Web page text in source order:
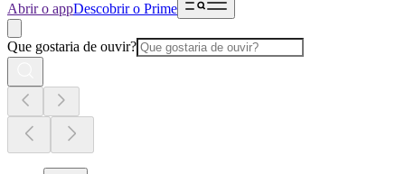
Abrir o appDescobrir o Prime
Que gostaria de ouvir?